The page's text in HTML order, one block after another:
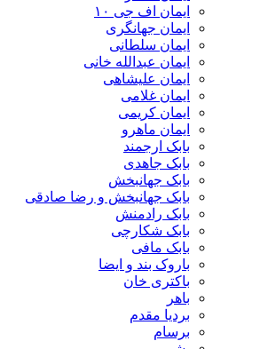
ایمان اف جی ۱۰
ایمان جهانگری
ایمان سلطانی
ایمان عبدالله خانی
ایمان علیشاهی
ایمان غلامی
ایمان کریمی
ایمان ماهرو
بابک ارجمند
بابک جاهدی
بابک جهانبخش
بابک جهانبخش و رضا صادقی
بابک رادمنش
بابک شکارچی
بابک مافی
باروک بند و ایضا
باکتری خان
باهر
بردیا مقدم
برسام